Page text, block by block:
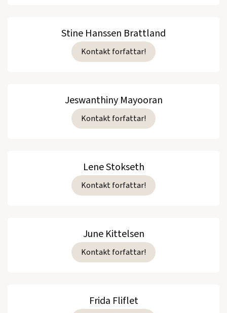
Stine Hanssen Brattland
Kontakt forfattar!
Jeswanthiny Mayooran
Kontakt forfattar!
Lene Stokseth
Kontakt forfattar!
June Kittelsen
Kontakt forfattar!
Frida Fliflet